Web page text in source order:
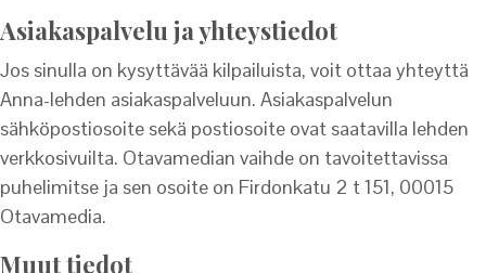
Asiakaspalvelu ja yhteystiedot
Jos sinulla on kysyttävää kilpailuista, voit ottaa yhteyttä
Anna-lehden asiakaspalveluun. Asiakaspalvelun
sähköpostiosoite sekä postiosoite ovat saatavilla lehden
verkkosivuilta. Otavamedian vaihde on tavoitettavissa
puhelimitse ja sen osoite on Firdonkatu 2 t 151, 00015
Otavamedia.
Muut tiedot